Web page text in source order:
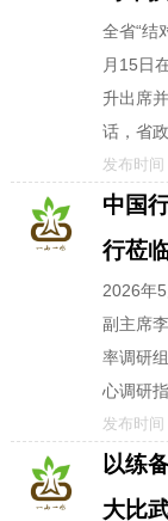
全省“结
月15日
升出席
话，省
发布时间
中国
行莅
2026年
副主席
率调研
心调研
发布时间
以练
大比